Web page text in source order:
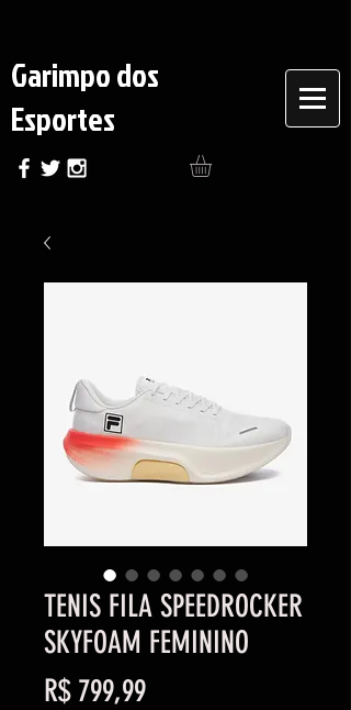
Garimpo dos
Esportes
TENIS FILA SPEEDROCKER
SKYFOAM FEMININO
R$ 799,99Preço